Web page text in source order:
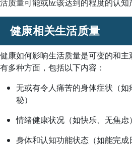
活质量可能或应该达到的程度的认知
健康相关生活质量
健康如何影响生活质量是可变的和
有多种方面，包括以下内容：
无或有令人痛苦的身体症状（
秘）
情绪健康状况（如快乐、无焦虑）
身体和认知功能状态（如能完